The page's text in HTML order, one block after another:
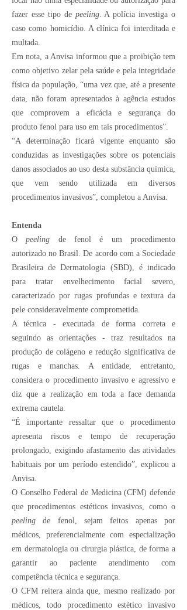
fazer esse tipo de peeling. A polícia investiga o
caso como homicídio. A clínica foi interditada e
multada.
Em nota, a Anvisa informou que a proibição tem
como objetivo zelar pela saúde e pela integridade
física da população, “uma vez que, até a presente
data, não foram apresentados à agência estudos
que comprovem a eficácia e segurança do
produto fenol para uso em tais procedimentos”.
“A determinação ficará vigente enquanto são
conduzidas as investigações sobre os potenciais
danos associados ao uso desta substância química,
que vem sendo utilizada em diversos
procedimentos invasivos”, completou a Anvisa.
Entenda
Opeeling de fenol é um procedimento
autorizado no Brasil. De acordo com a Sociedade
Brasileira de Dermatologia (SBD), é indicado
para tratar envelhecimento facial severo,
caracterizado por rugas profundas e textura da
pele consideravelmente comprometida.
A técnica - executada de forma correta e
seguindo as orientações - traz resultados na
produção de colágeno e redução significativa de
rugas e manchas. A entidade, entretanto,
considera o procedimento invasivo e agressivo e
diz que a realização em toda a face demanda
extrema cautela.
“É importante ressaltar que o procedimento
apresenta riscos e tempo de recuperação
prolongado, exigindo afastamento das atividades
habituais por um período estendido”, explicou a
Anvisa.
O Conselho Federal de Medicina (CFM) defende
que procedimentos estéticos invasivos, como o
peelingde fenol, sejam feitos apenas por
médicos, preferencialmente com especialização
em dermatologia ou cirurgia plástica, de forma a
garantir ao paciente atendimento com
competência técnica e segurança.
O CFM reitera ainda que, mesmo realizado por
médicos, todo procedimento estético invasivo